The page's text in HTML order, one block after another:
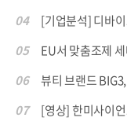
04
[기업분석] 디바
05
EU서 맞춤조제
06
뷰티 브랜드
07
[영상] 한미사이